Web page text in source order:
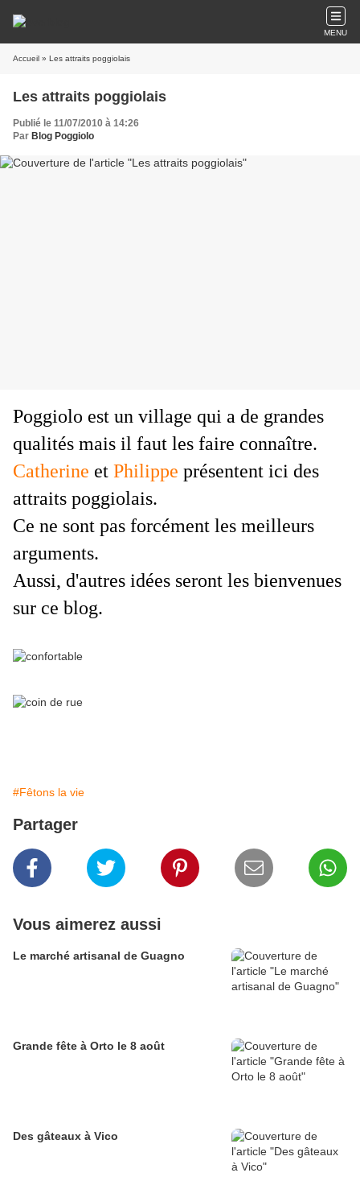
MENU
Accueil » Les attraits poggiolais
Les attraits poggiolais
Publié le 11/07/2010 à 14:26
Par Blog Poggiolo
Poggiolo est un village qui a de grandes
qualités mais il faut les faire connaître.
Catherine et Philippe présentent ici des
attraits poggiolais.
Ce ne sont pas forcément les meilleurs
arguments.
Aussi, d'autres idées seront les bienvenues
sur ce blog.
#Fêtons la vie
Partager
Vous aimerez aussi
Le marché artisanal de Guagno
Grande fête à Orto le 8 août
Des gâteaux à Vico